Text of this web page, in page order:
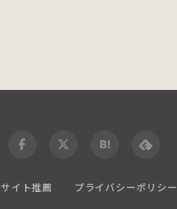
サイト推薦 プライバシーポリシー